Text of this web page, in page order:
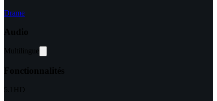
Drame
Audio
Multilingue
Fonctionnalités
5.1
HD